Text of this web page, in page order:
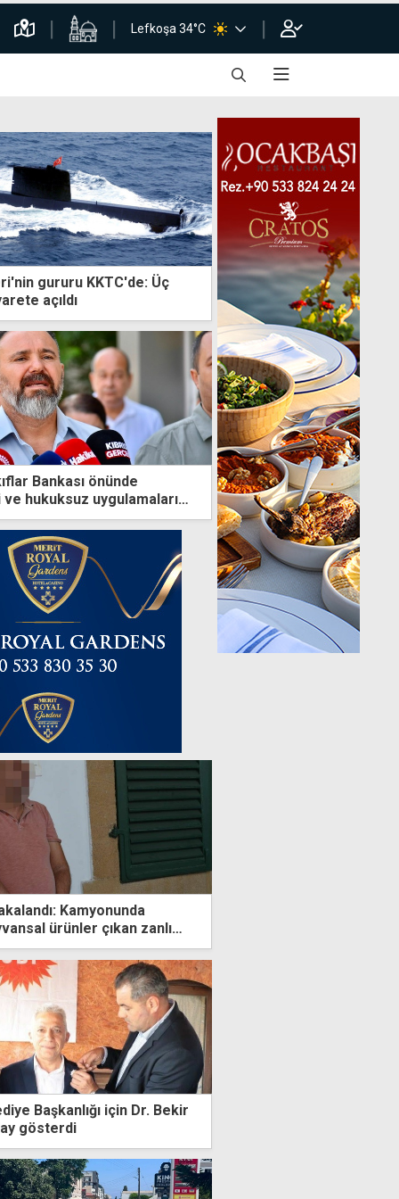
Lefkoşa 34°C
gururu KKTC'de: Üç
açıldı
Bankası önünde
hukuksuz uygulamaları
Kamyonunda
ürünler çıkan zanlı
Başkanlığı için Dr. Bekir
gösterdi